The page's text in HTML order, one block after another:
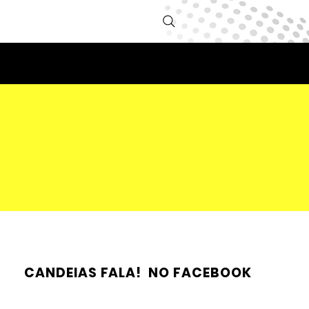
CANDEIAS FALA! NO FACEBOOK